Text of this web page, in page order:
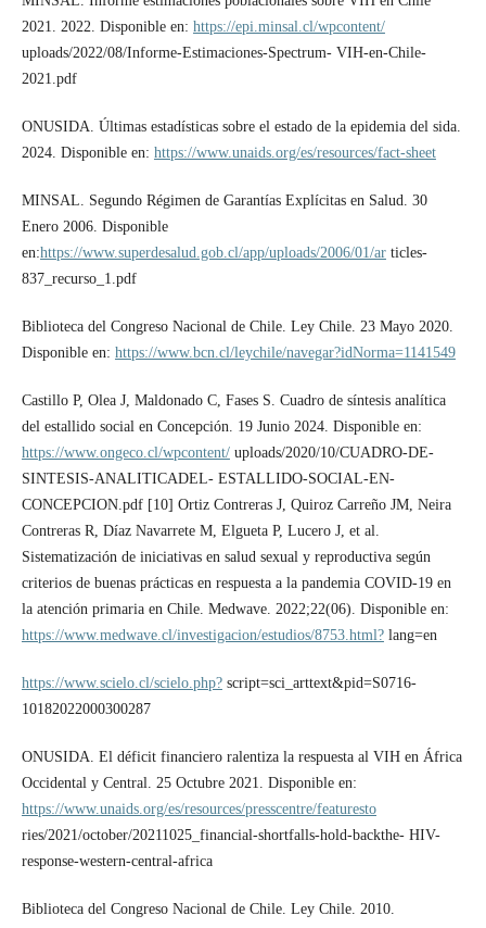
2021. 2022. Disponible en: https://epi.minsal.cl/wpcontent/
uploads/2022/08/Informe-Estimaciones-Spectrum- VIH-en-Chile-
2021.pdf
ONUSIDA. Últimas estadísticas sobre el estado de la epidemia del sida.
2024. Disponible en: https://www.unaids.org/es/resources/fact-sheet
MINSAL. Segundo Régimen de Garantías Explícitas en Salud. 30
Enero 2006. Disponible
en:https://www.superdesalud.gob.cl/app/uploads/2006/01/articles-
837_recurso_1.pdf
Biblioteca del Congreso Nacional de Chile. Ley Chile. 23 Mayo 2020.
Disponible en: https://www.bcn.cl/leychile/navegar?idNorma=1141549
Castillo P, Olea J, Maldonado C, Fases S. Cuadro de síntesis analítica
del estallido social en Concepción. 19 Junio 2024. Disponible en:
https://www.ongeco.cl/wpcontent/uploads/2020/10/CUADRO-DE-
SINTESIS-ANALITICADEL- ESTALLIDO-SOCIAL-EN-
CONCEPCION.pdf [10] Ortiz Contreras J, Quiroz Carreño JM, Neira
Contreras R, Díaz Navarrete M, Elgueta P, Lucero J, et al.
Sistematización de iniciativas en salud sexual y reproductiva según
criterios de buenas prácticas en respuesta a la pandemia COVID-19 en
la atención primaria en Chile. Medwave. 2022;22(06). Disponible en:
https://www.medwave.cl/investigacion/estudios/8753.html?lang=en
https://www.scielo.cl/scielo.php?script=sci_arttext&pid=S0716-
10182022000300287
ONUSIDA. El déficit financiero ralentiza la respuesta al VIH en África
Occidental y Central. 25 Octubre 2021. Disponible en:
https://www.unaids.org/es/resources/presscentre/featuresto
ries/2021/october/20211025_financial-shortfalls-hold-backthe- HIV-
response-western-central-africa
Biblioteca del Congreso Nacional de Chile. Ley Chile. 2010.